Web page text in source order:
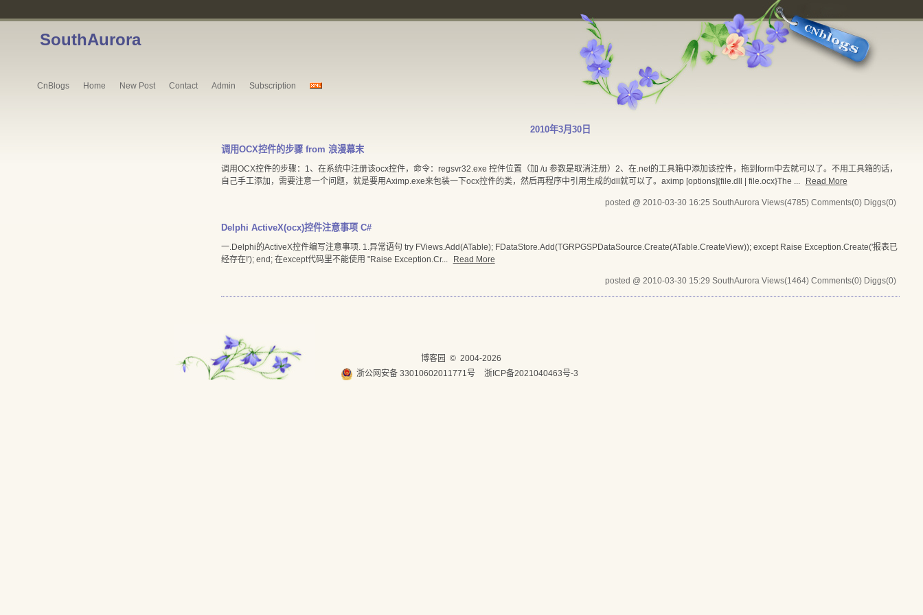
SouthAurora
CnBlogs Home New Post Contact Admin Subscription
2010年3月30日
调用OCX控件的步骤 from 浪漫幕末
调用OCX控件的步骤：1、在系统中注册该ocx控件，命令：regsvr32.exe 控件位置（加 /u 参数是取消注册）2、在.net的工具箱中添加该控件，拖到form中去就可以了。不用工具箱的话，
自己手工添加，需要注意一个问题，就是要用Aximp.exe来包装一下ocx控件的类，然后再程序中引用生成的dll就可以了。aximp [options]{file.dll | file.ocx}The ...
Read More
posted @ 2010-03-30 16:25 SouthAuroraViews(4785) Comments(0) Diggs(0)
Delphi ActiveX(ocx)控件注意事项 C#
一.Delphi的ActiveX控件编写注意事项. 1.异常语句 try FViews.Add(ATable); FDataStore.Add(TGRPGSPDataSource.Create(ATable.CreateView)); except Raise Exception.Create('报表已
经存在!'); end; 在except代码里不能使用 "Raise Exception.Cr...
Read More
posted @ 2010-03-30 15:29 SouthAuroraViews(1464) Comments(0) Diggs(0)
博客园 © 2004-2026
浙公网安备 33010602011771号
浙ICP备2021040463号-3